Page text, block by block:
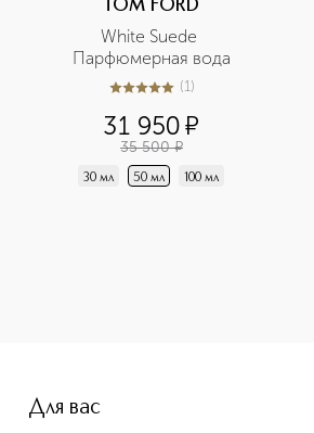
TOM FORD
White Suede
Парфюмерная вода
5из 51 (1)
31 950¤
35 500 ¤
30 мл 50 мл 100 мл
Для вас